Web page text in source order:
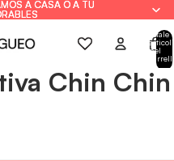
A CASA O A TU
A CASA O A TU
Totale
articoli
nel
Chin Chin